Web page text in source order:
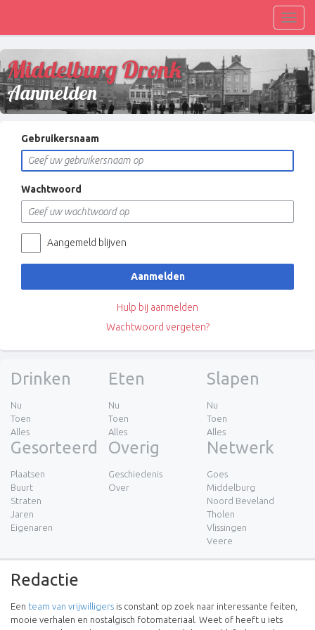
Middelburg Dronk
Aanmelden
Gebruikersnaam
Wachtwoord
Aangemeld blijven
Aanmelden
Hulp bij aanmelden
Wachtwoord vergeten?
Drinken
Nu
Toen
Alles
Eten
Nu
Toen
Alles
Slapen
Nu
Toen
Alles
Gesorteerd
Plaatsen
Buurt
Straten
Jaren
Eigenaren
Overig
Geschiedenis
Over
Netwerk
Goes
Middelburg
Noord Beveland
Tholen
Vlissingen
Veere
Redactie
Een team van vrijwilligers is constant op zoek naar interessante feiten,
mooie verhalen en nostalgisch fotomateriaal. Weet of heeft u iets